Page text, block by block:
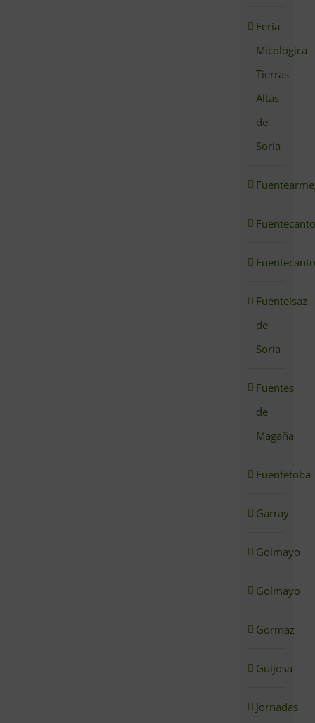
Feria
Micológica
Tierras
Altas
de
Soria
Fuentelsaz
de
Soria
Fuentes
de
Magaña
Fuentetoba
Garray
Golmayo
Golmayo
Gormaz
Guijosa
Jornadas